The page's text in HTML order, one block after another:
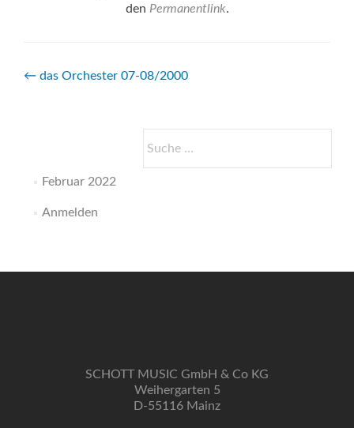
den Permanentlink.
Beitrags-
← das Orchester 07-08/2000
nach:
Februar 2022
Anmelden
SCHOTT MUSIC GmbH & Co KG
Weihergarten 5
D-55116 Mainz